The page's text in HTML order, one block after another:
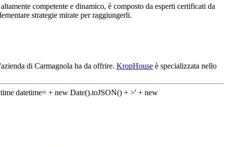
competente e dinamico, è composto da esperti certificati da
strategie mirate per raggiungerli.
di Carmagnola ha da offrire. KropHouse è specializzata nello